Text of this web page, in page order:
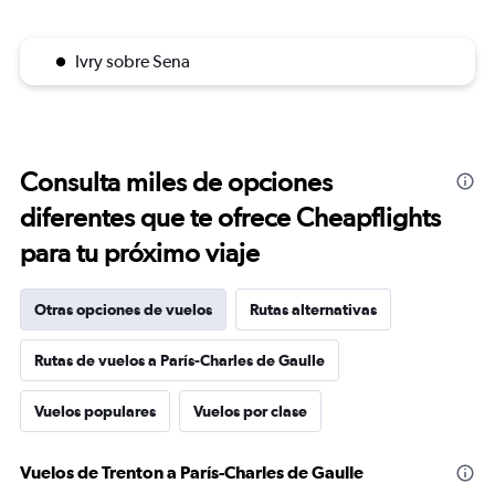
Ivry sobre Sena
Consulta miles de opciones
diferentes que te ofrece Cheapflights
para tu próximo viaje
Otras opciones de vuelos Rutas alternativas
Rutas de vuelos a París-Charles de Gaulle
Vuelos populares Vuelos por clase
Vuelos de Trenton a París-Charles de Gaulle